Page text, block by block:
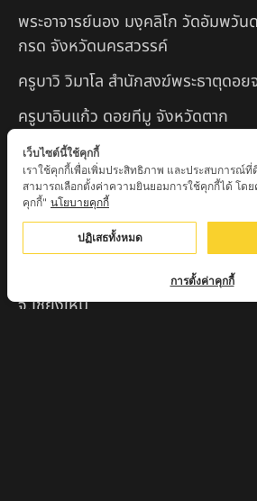
พระอาจารย์นอง มงฺคลิโก วัดอัมพวั
กรด จังหวัดนครสวรรค์
ครูบาวิ วิมาโล สำนักสงฆ์พระธาตุดอย
ครูบาอินแก้ว ดอยทีมู จังหวัดตาก
หลวงพ่อถังทอง วัดพระนางพญาป่าแส
จ.นครสวรรค์
หลวงปู่จักร วัดถ้ำเขารังไก่ จ.ชัยนาท
หลวงปู่พริ้ง ขันติพโล วัดซับชมพู่ จ.
หลวงปู่ครูบา สล่าอุวิจิ่งต๊ะ สำนักสงฆ์พ
จ.เชียงใหม่
เว็บไซต์นี้ใช้คุกกี้
เราใช้คุกกี้เพื่อเพิ่มประสิทธิภาพ และประสบการณ์
สามารถเลือกตั้งค่าความยินยอมการใช้คุกกี้ได้ โด
คุกกี้" นโยบายคุกกี้
ปฏิเสธทั้งหมด
การตั้งค่าคุกกี้